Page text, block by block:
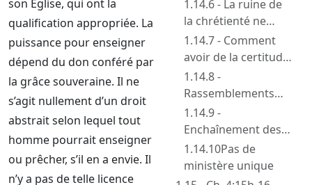
son Église, qui ont la
qualification appropriée. La
puissance pour enseigner
dépend du don conféré par
la grâce souveraine. Il ne
s’agit nullement d’un droit
abstrait selon lequel tout
homme pourrait enseigner
ou prêcher, s’il en a envie. Il
n’y a pas de telle licence
approuver
1.14.6 - La ruine de
la chrétienté ne
change rien — obéir
à la Parole
1.14.7 - Comment
avoir de la certitude
dans la confusion
régnante —
discipline publique
et jugement uni
1.14.8 -
Rassemblements
restreints à deux ou
trois
1.14.9 -
Enchaînement des
pensées de 4:12 à
4:15 — Christ seul
rempart contre le
1.14.10Pas de
ministère unique